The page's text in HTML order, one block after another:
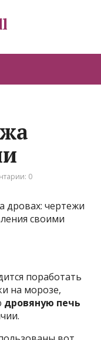
0
дровах: чертежи
своими
поработать
на морозе,
дровяную печь